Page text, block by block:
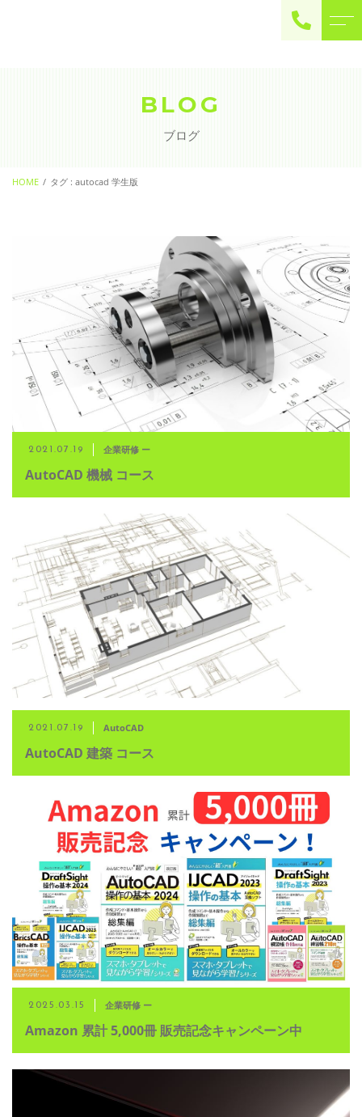
BLOG
ブログ
HOME タグ : autocad 学生版
2021.07.19 企業研修 ー
AutoCAD 機械 コース
2021.07.19 AutoCAD
AutoCAD 建築 コース
2025.03.15 企業研修 ー
Amazon 累計 5,000冊 販売記念キャンペーン中